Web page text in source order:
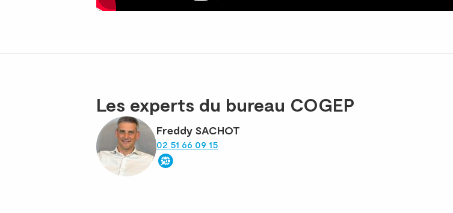
Les experts du bureau COGEP
Freddy SACHOT
02 51 66 09 15